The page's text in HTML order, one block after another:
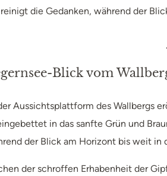
die Gedanken, während der
Blick vom
Aussichtsplattform des Wallbergs
in das sanfte Grün und
der Blick am Horizont bis weit
der schroffen Erhabenheit der